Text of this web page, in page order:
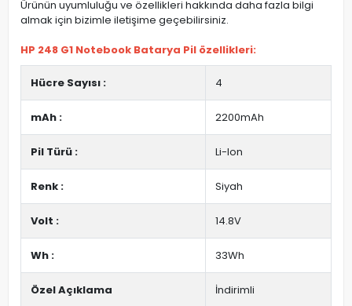
Ürünün uyumluluğu ve özellikleri hakkında daha fazla bilgi
almak için bizimle iletişime geçebilirsiniz.
HP 248 G1 Notebook Batarya Pil özellikleri:
Hücre Sayısı : 4
mAh : 2200mAh
Pil Türü : Li-Ion
Renk : Siyah
Volt : 14.8V
Wh : 33Wh
Özel Açıklama İndirimli